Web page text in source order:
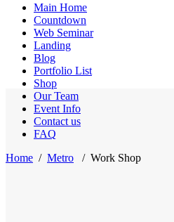
Main Home
Countdown
Web Seminar
Landing
Blog
Portfolio List
Shop
Our Team
Event Info
Contact us
FAQ
Home / Metro / Work Shop